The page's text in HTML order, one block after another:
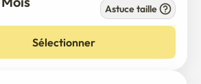
Astuce taille
Sélectionner